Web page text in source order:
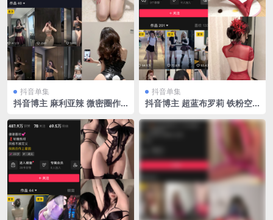
抖音单集
抖音博主 麻利亚辣 微密圈作
抖音单集
抖音博主 超蓝布罗莉 铁粉空
至：2025.3.2